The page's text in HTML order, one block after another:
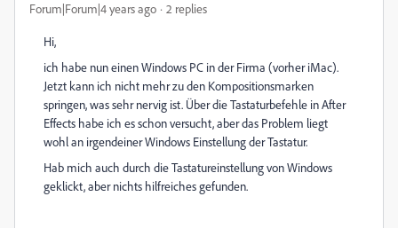
Forum|Forum|4 years ago 2 replies
Hi,
ich habe nun einen Windows PC in der Firma (vorher iMac).
Jetzt kann ich nicht mehr zu den Kompositionsmarken
springen, was sehr nervig ist. Über die Tastaturbefehle in After
Effects habe ich es schon versucht, aber das Problem liegt
wohl an irgendeiner Windows Einstellung der Tastatur.
Hab mich auch durch die Tastatureinstellung von Windows
geklickt, aber nichts hilfreiches gefunden.